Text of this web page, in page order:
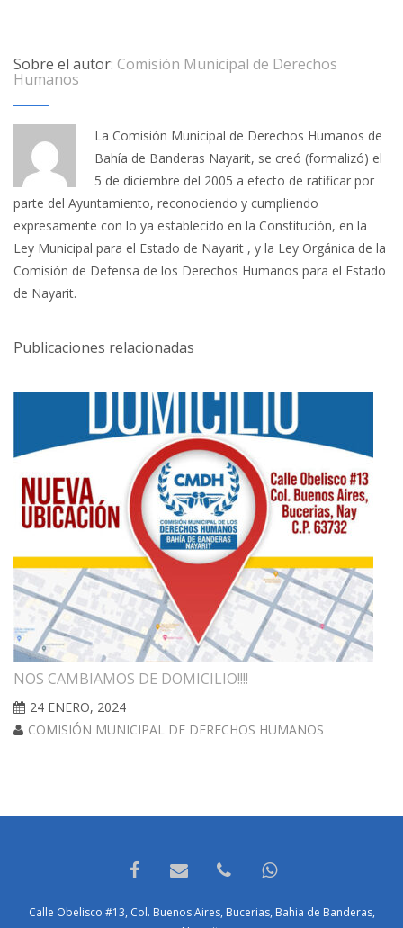
Sobre el autor: Comisión Municipal de Derechos
Humanos
La Comisión Municipal de Derechos Humanos de
Bahía de Banderas Nayarit, se creó (formalizó) el
5 de diciembre del 2005 a efecto de ratificar por
parte del Ayuntamiento, reconociendo y cumpliendo
expresamente con lo ya establecido en la Constitución, en la
Ley Municipal para el Estado de Nayarit , y la Ley Orgánica de la
Comisión de Defensa de los Derechos Humanos para el Estado
de Nayarit.
Publicaciones relacionadas
NOS CAMBIAMOS DE DOMICILIO!!!!
24 ENERO, 2024
COMISIÓN MUNICIPAL DE DERECHOS HUMANOS
Calle Obelisco #13, Col. Buenos Aires, Bucerias, Bahia de Banderas,